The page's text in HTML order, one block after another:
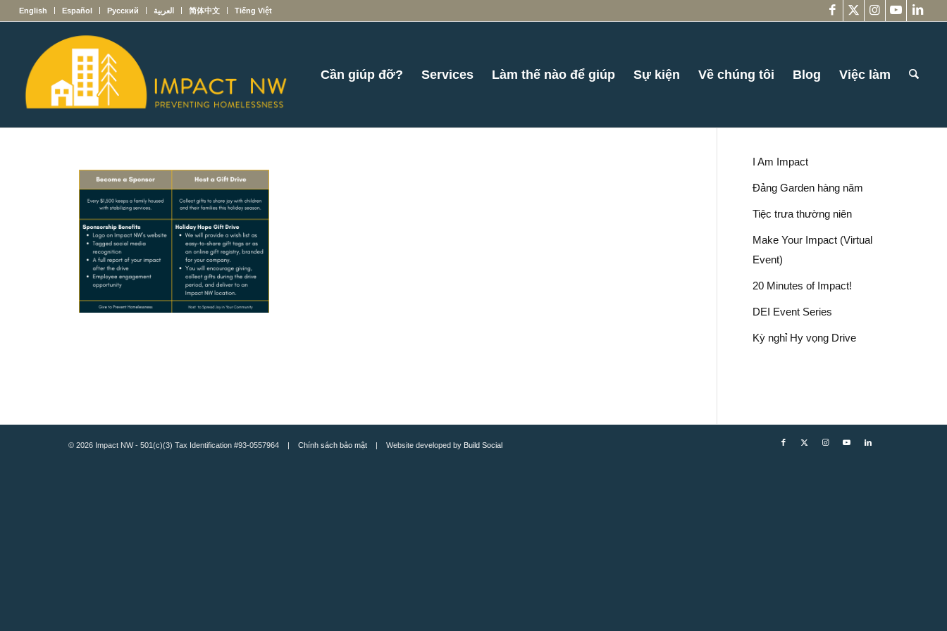
English Español Русский العربية 简体中文 Tiếng Việt
Cần giúp đỡ? Services Làm thế nào để giúp Sự kiện Về chúng tôi Blog Việc làm
I Am Impact
Đảng Garden hàng năm
Tiệc trưa thường niên
Make Your Impact (Virtual
Event)
20 Minutes of Impact!
DEI Event Series
Kỳ nghỉ Hy vọng Drive
© 2026 Impact NW - 501(c)(3) Tax Identification #93-0557964 |Chính sách bảo mật | Website developed by Build Social